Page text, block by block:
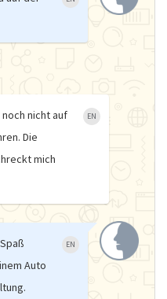
nicht auf
Die
mich
EN
Auto
EN